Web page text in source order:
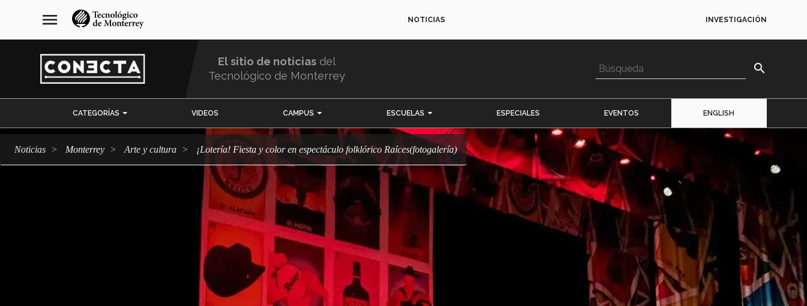
navegación
principal
menu NOTICIAS INVESTIGACIÓN
El sitio de noticias del
Tecnológico de Monterrey
search
CATEGORÍAS VIDEOS CAMPUS ESCUELAS ESPECIALES EVENTOS ENGLISH
Noticias Monterrey arte y cultura ¡Lotería! Fiesta y color en espectáculo folklórico Raíces(fotogalería)